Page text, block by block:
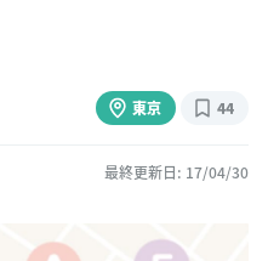
東京 44
最終更新日: 17/04/30